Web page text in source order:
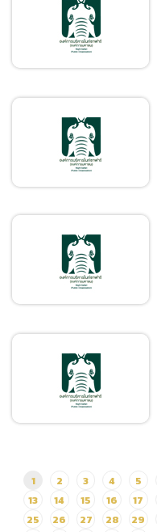
จัดซื้อจัดจ้าง ประจำ
ปีงบประมาณ พ.ศ.2569 เช่า
พื้นที่โฆษณาและสื่อ
ประชาสัมพันธ์ Billboard
ประกาศผู้ชนะการเสนอราคา
จ้างซ่อม , เปลี่ยนอะไหล่
รถJCB(ตักหน้า-ขุดหลัง
ทะเบียน ตค-668 ชม.โดยวิธี
ประกาศผู้ชนะการเสนอราคา
ซื้อร่มพิมพ์ลาย โดยวิธีเฉพาะ
ประกาศผู้ชนะการเสนอราคา
ประกวดราคาจ้างก่อสร้างส่วน
แสดงค่างห้าสี ด้วยวิธี
ประกวดราคาอิเล็กทรอนิกส์
ประกาศผู้ชนะการเสนอราคา
ซื้อหมวกสัตว์หูกระดิก ครั้งที่
1/69 โดยวิธีเฉพาะเจาะจง
1 2 3 4 5
13
14 15 16 17
25
26 27 28 29